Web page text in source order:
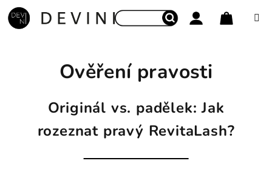
Přejít na obsah
Ověření pravosti
Originál vs. padělek: Jak
rozeznat pravý RevitaLash?